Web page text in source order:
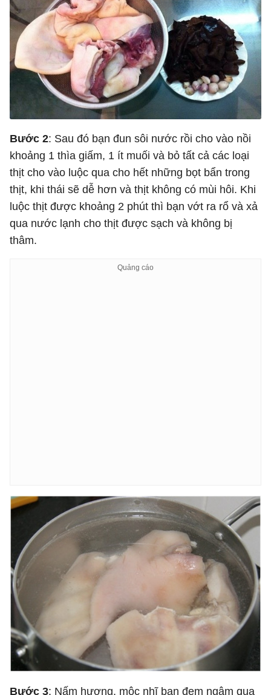
Bước 2: Sau đó bạn đun sôi nước rồi cho vào nồi
khoảng 1 thìa giấm, 1 ít muối và bỏ tất cả các loại
thịt cho vào luộc qua cho hết những bọt bẩn trong
thịt, khi thái sẽ dễ hơn và thịt không có mùi hôi. Khi
luộc thịt được khoảng 2 phút thì bạn vớt ra rổ và xả
qua nước lạnh cho thịt được sạch và không bị
thâm.
Bước 3: Nấm hương, mộc nhĩ bạn đem ngâm qua